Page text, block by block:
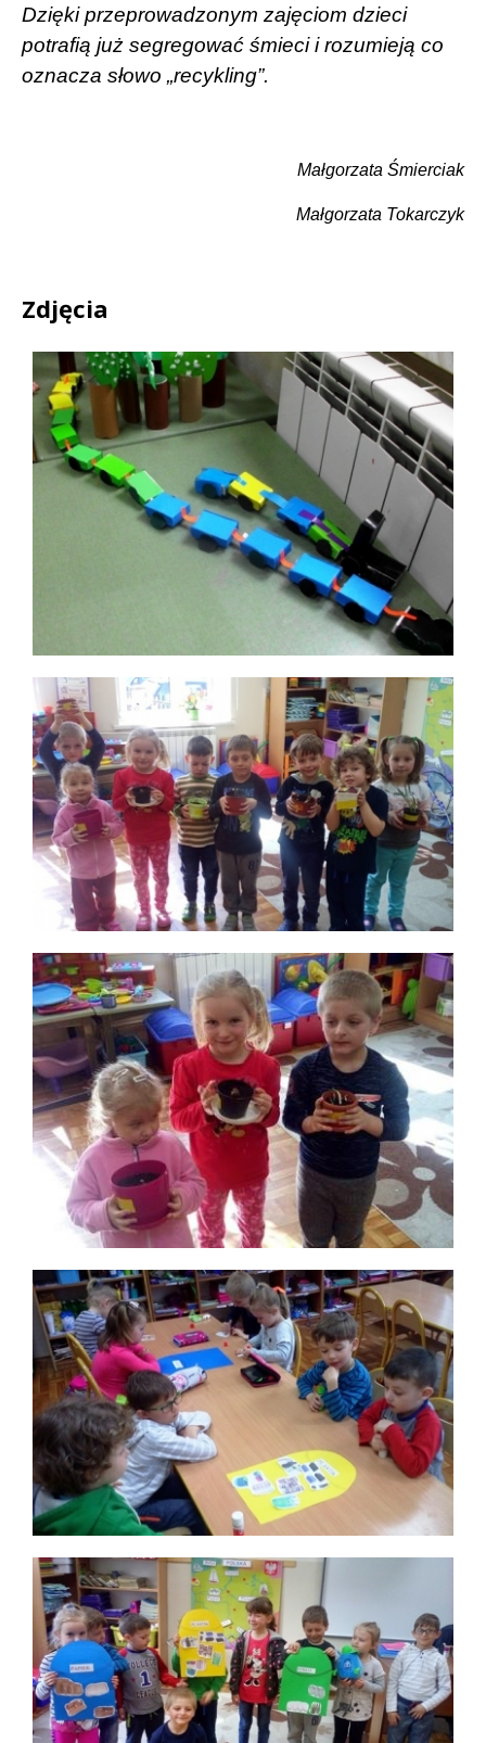
Dzięki przeprowadzonym zajęciom dzieci
potrafią już segregować śmieci i rozumieją co
oznacza słowo „recykling”.
Małgorzata Śmierciak
Małgorzata Tokarczyk
Zdjęcia